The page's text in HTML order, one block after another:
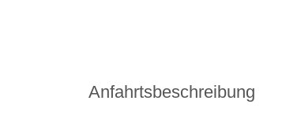
Anfahrtsbeschreibung